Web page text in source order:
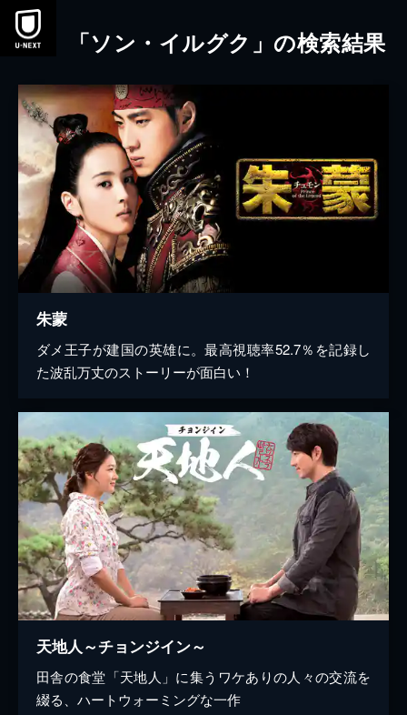
本文へスキップ
「ソン・イルグク」の検索結果
朱蒙
ダメ王子が建国の英雄に。最高視聴率52.7％を記録し
た波乱万丈のストーリーが面白い！
天地人～チョンジイン～
田舎の食堂「天地人」に集うワケありの人々の交流を
綴る、ハートウォーミングな一作